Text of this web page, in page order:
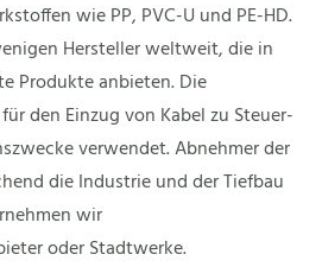
wie PP, PVC-U und PE-HD.
Hersteller weltweit, die in
Produkte anbieten. Die
den Einzug von Kabel zu Steuer-
verwendet. Abnehmer der
die Industrie und der Tiefbau
wir
oder Stadtwerke.